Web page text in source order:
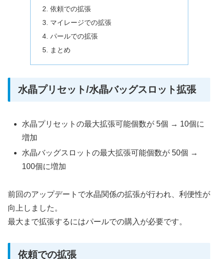
依頼での拡張
マイレージでの拡張
パールでの拡張
まとめ
水晶プリセット/水晶バッグスロット拡張
水晶プリセットの最大拡張可能個数が 5個 → 10個に
増加
水晶バッグスロットの最大拡張可能個数が 50個 →
100個に増加
前回のアップデートで水晶関係の拡張が行われ、利便性が
向上しました。
最大まで拡張するにはパールでの購入が必要です。
依頼での拡張